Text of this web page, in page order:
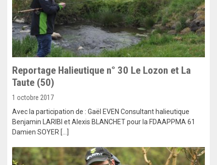
Reportage Halieutique n° 30 Le Lozon et La
Taute (50)
1 octobre 2017
Avec la participation de : Gaël EVEN Consultant halieutique
Benjamin LARIBI et Alexis BLANCHET pour la FDAAPPMA 61
Damien SOYER […]